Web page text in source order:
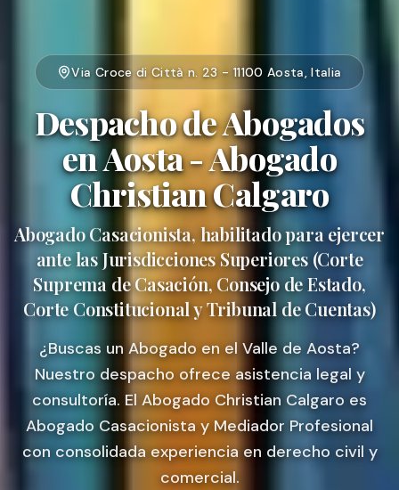
Via Croce di Città n. 23 - 11100 Aosta, Italia
Despacho de Abogados
en Aosta - Abogado
Christian Calgaro
Abogado Casacionista, habilitado para ejercer
ante las Jurisdicciones Superiores (Corte
Suprema de Casación, Consejo de Estado,
Corte Constitucional y Tribunal de Cuentas)
¿Buscas un Abogado en el Valle de Aosta?
Nuestro despacho ofrece asistencia legal y
consultoría. El Abogado Christian Calgaro es
Abogado Casacionista y Mediador Profesional
con consolidada experiencia en derecho civil y
comercial.